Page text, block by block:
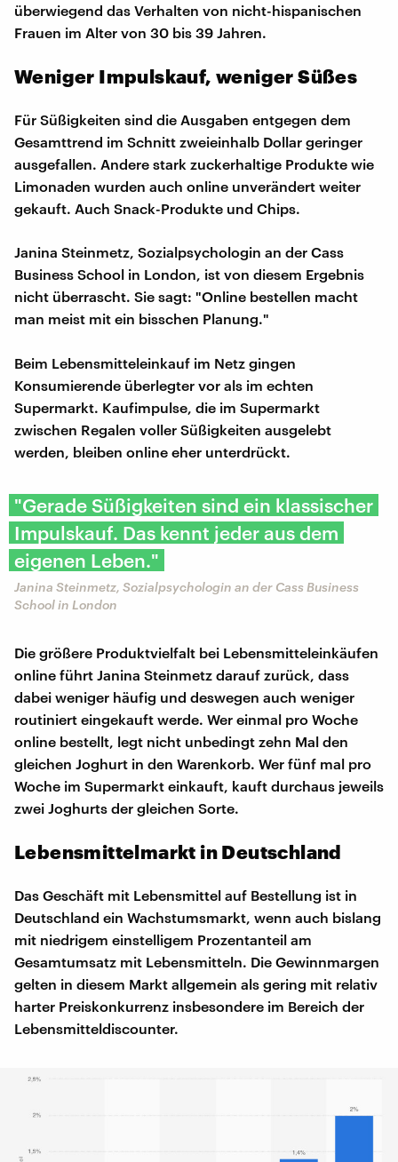
überwiegend das Verhalten von nicht-hispanischen
Frauen im Alter von 30 bis 39 Jahren.
Weniger Impulskauf, weniger Süßes
Für Süßigkeiten sind die Ausgaben entgegen dem
Gesamttrend im Schnitt zweieinhalb Dollar geringer
ausgefallen. Andere stark zuckerhaltige Produkte wie
Limonaden wurden auch online unverändert weiter
gekauft. Auch Snack-Produkte und Chips.
Janina Steinmetz, Sozialpsychologin an der Cass
Business School in London, ist von diesem Ergebnis
nicht überrascht. Sie sagt: "Online bestellen macht
man meist mit ein bisschen Planung."
Beim Lebensmitteleinkauf im Netz gingen
Konsumierende überlegter vor als im echten
Supermarkt. Kaufimpulse, die im Supermarkt
zwischen Regalen voller Süßigkeiten ausgelebt
werden, bleiben online eher unterdrückt.
"Gerade Süßigkeiten sind ein klassischer
Impulskauf. Das kennt jeder aus dem
eigenen Leben."
Janina Steinmetz, Sozialpsychologin an der Cass Business
School in London
Die größere Produktvielfalt bei Lebensmitteleinkäufen
online führt Janina Steinmetz darauf zurück, dass
dabei weniger häufig und deswegen auch weniger
routiniert eingekauft werde. Wer einmal pro Woche
online bestellt, legt nicht unbedingt zehn Mal den
gleichen Joghurt in den Warenkorb. Wer fünf mal pro
Woche im Supermarkt einkauft, kauft durchaus jeweils
zwei Joghurts der gleichen Sorte.
Lebensmittelmarkt in Deutschland
Das Geschäft mit Lebensmittel auf Bestellung ist in
Deutschland ein Wachstumsmarkt, wenn auch bislang
mit niedrigem einstelligem Prozentanteil am
Gesamtumsatz mit Lebensmitteln. Die Gewinnmargen
gelten in diesem Markt allgemein als gering mit relativ
harter Preiskonkurrenz insbesondere im Bereich der
Lebensmitteldiscounter.